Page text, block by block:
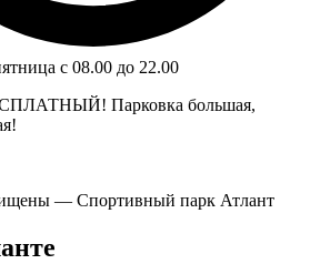
с 08.00 до 22.00
Парковка большая,
— Спортивный парк Атлант